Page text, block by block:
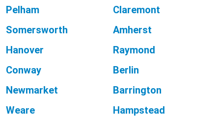
Pelham
Claremont
Somersworth
Amherst
Hanover
Raymond
Conway
Berlin
Newmarket
Barrington
Weare
Hampstead